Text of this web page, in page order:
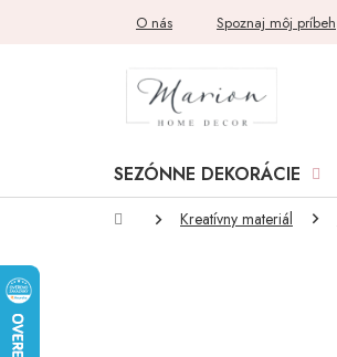
O nás Spoznaj môj príbeh
SEZÓNNE DEKORÁCIE
DomovKreatívny materiál